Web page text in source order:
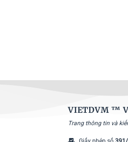
VIETDVM ™
Trang thông tin và